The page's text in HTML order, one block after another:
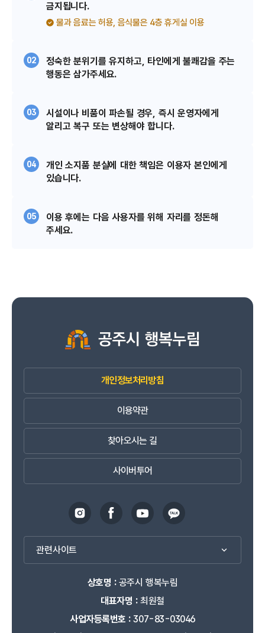
금지됩니다.
물과 음료는 허용, 음식물은 4층 휴게실 이용
02
정숙한 분위기를 유지하고, 타인에게 불쾌감을 주는
행동은 삼가주세요.
03
시설이나 비품이 파손될 경우, 즉시 운영자에게
알리고복구 또는 변상해야 합니다.
04
개인 소지품 분실에 대한 책임은 이용자 본인에게
있습니다.
05
이용 후에는 다음 사용자를 위해 자리를 정돈해
주세요.
개인정보처리방침
이용약관
찾아오시는 길
사이버투어
관련사이트
상호명 :공주시 행복누림
대표자명 :최원철
사업자등록번호 :307-83-03046